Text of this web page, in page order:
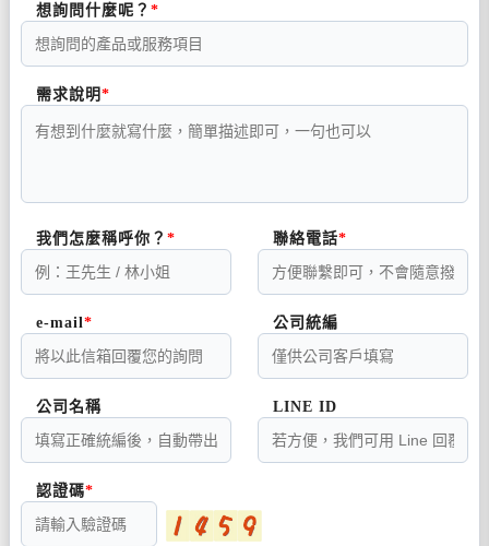
想詢問什麼呢？
需求說明
我們怎麼稱呼你？ 聯絡電話
e-mail 公司統編
公司名稱 LINE ID
認證碼